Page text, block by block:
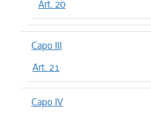
Art. 20
Capo III
Art. 21
Capo IV